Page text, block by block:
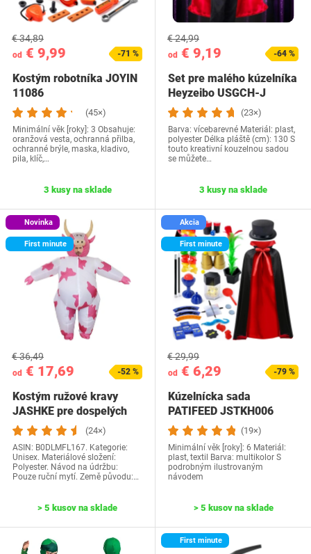
od € 9,99
€ 34,89
-71 %
Kostým robotníka JOYIN ‎
11086
(45×)
Minimální věk [roky]: 3 Obsahuje:
oranžová vesta, ochranná přilba,
ochranné brýle, maska, kladivo,
pila, klíč,…
3 kusy na sklade
od € 9,19
€ 24,99
-64 %
Set pre malého kúzelníka
Heyzeibo USGCH-J
(23×)
Barva: vícebarevné Materiál: plast,
polyester Délka pláště (cm): 130 S
touto kreativní kouzelnou sadou
se můžete…
3 kusy na sklade
Novinka
First minute
od € 17,69
€ 36,49
-52 %
Kostým ružové kravy
JASHKE pre dospelých
Nafukovací kostým…
(24×)
ASIN: B0DLMFL167. Kategorie:
Unisex. Materiálové složení:
Polyester. Návod na údržbu:
Pouze ruční mytí. Země původu:…
> 5 kusov na sklade
Akcia
First minute
od € 6,29
€ 29,99
-79 %
Kúzelnícka sada
PATIFEED JSTKH006
(19×)
Minimální věk [roky]: 6 Materiál:
plast, textil Barva: multikolor S
podrobným ilustrovaným
návodem
> 5 kusov na sklade
First minute